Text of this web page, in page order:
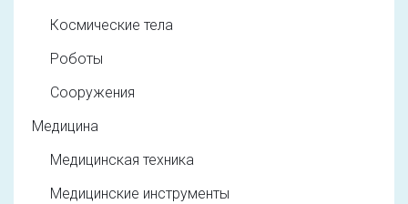
Космические тела
Роботы
Сооружения
Медицина
Медицинская техника
Медицинские инструменты